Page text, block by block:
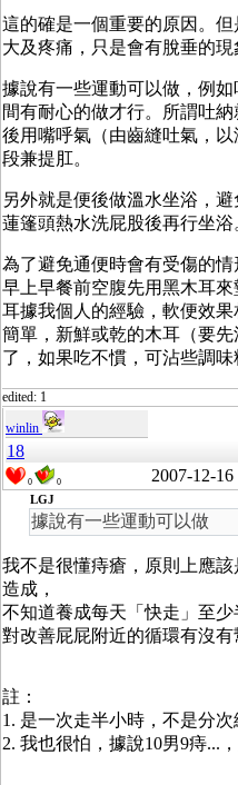
這的確是一個重要的原因。
大及疼痛，只是會有脫垂的現
據說有一些運動可以做，例
間有耐心的做才行。所謂吐
後用嘴呼氣（由齒縫吐氣，
段兼提肛。
另外就是便後做溫水坐浴，
蓮篷頭熱水洗屁股後再行坐浴
為了避免通便時會有受傷的
早上早餐前空腹先用黑木耳
耳據我個人的經驗，軟便效
簡單，新鮮或乾的木耳（要
了，如果吃不慣，可沾些調味
edited: 1
winlin
18
0 0 2007-12-16
LGJ
據說有一些運動可以做
我不是很懂痔瘡，原則上應
造成，
不知道養成每天「快走」至
對改善屁屁附近的循環有沒有
註：
1. 是一次走半小時，不是分
2. 我也很怕，據說10男9痔...